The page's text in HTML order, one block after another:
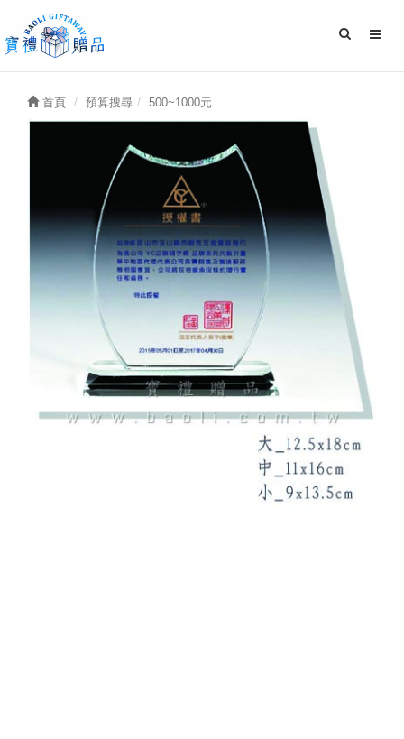
首頁 預算搜尋 500~1000元